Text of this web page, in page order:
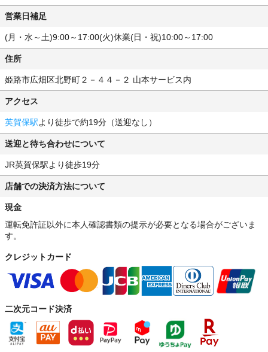
営業日補足
(月・水～土)9:00～17:00(火)休業(日・祝)10:00～17:00
住所
姫路市広畑区北野町２－４４－２ 山本サービス内
アクセス
英賀保駅より徒歩で約19分（送迎なし）
送迎と待ち合わせについて
JR英賀保駅より徒歩19分
店舗での決済方法について
現金
運転免許証以外に本人確認書類の提示が必要となる場合がございま
す。
クレジットカード
二次元コード決済